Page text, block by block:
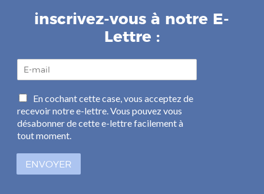
inscrivez-vous à notre E-
Lettre :
a
i
l
*
C
a
s
e
à
En cochant cette case, vous acceptez de
recevoir notre e-lettre. Vous pouvez vous
désabonner de cette e-lettre facilement à
tout moment.
ENVOYER